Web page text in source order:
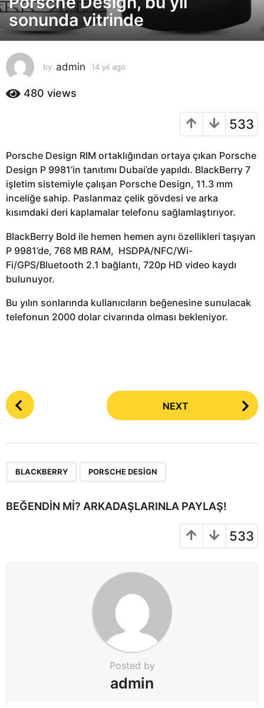
y
ı
l
a
g
1
l
a
g
o
sonunda vitrinde
by admin 14 yıl ago
480 views
533
Porsche Design RIM ortaklığından ortaya çıkan Porsche
Design P 9981’in tanıtımı Dubai’de yapıldı. BlackBerry 7
işletim sistemiyle çalışan Porsche Design, 11.3 mm
inceliğe sahip. Paslanmaz çelik gövdesi ve arka
kısımdaki deri kaplamalar telefonu sağlamlaştırıyor.
BlackBerry Bold ile hemen hemen aynı özellikleri taşıyan
P 9981’de, 768 MB RAM, HSDPA/NFC/Wi-
Fi/GPS/Bluetooth 2.1 bağlantı, 720p HD video kaydı
bulunuyor.
Bu yılın sonlarında kullanıcıların beğenesine sunulacak
telefonun 2000 dolar civarında olması bekleniyor.
P
o
i
NEXT
BLACKBERRY PORSCHE DESIGN
BEĞENDIN MI? ARKADAŞLARINLA PAYLAŞ!
533
Posted by
admin